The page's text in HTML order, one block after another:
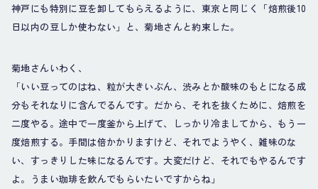
神戸にも特別に豆を卸してもらえるように、東京と同じく「焙煎後10
日以内の豆しか使わない」と、菊地さんと約束した。
菊地さんいわく、
「いい豆ってのはね、粒が大きいぶん、渋みとか酸味のもとになる成
分もそれなりに含んでるんです。だから、それを抜くために、焙煎を
二度やる。途中で一度釜から上げて、しっかり冷ましてから、もう一
度焙煎する。手間は倍かかりますけど、それでようやく、雑味のな
い、すっきりした味になるんです。大変だけど、それでもやるんです
よ。うまい珈琲を飲んでもらいたいですからね」